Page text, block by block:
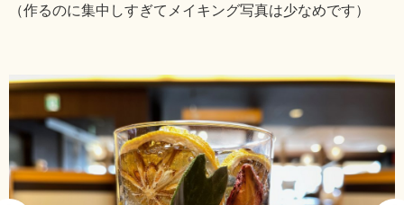
（作るのに集中しすぎてメイキング写真は少なめです）